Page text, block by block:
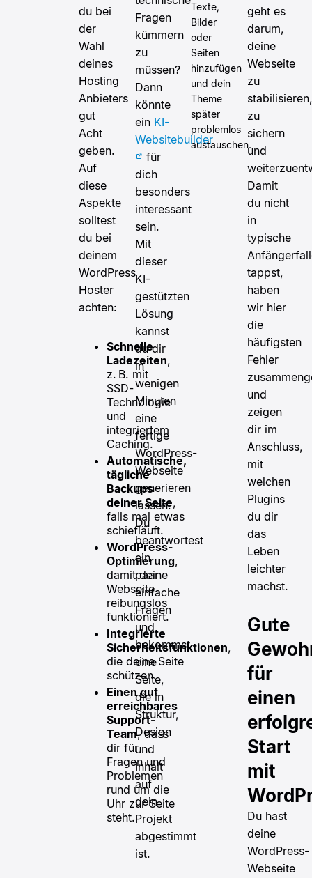
du bei
der
Wahl
deines
Hosting
Anbieters
gut
Acht
geben.
Auf
diese
Aspekte
solltest
du bei
deinem
WordPress
Hoster
achten:
Schnelle
Ladezeiten,
z. B. mit
SSD-
Technologie
und
integriertem
Caching.
Automatische,
tägliche
Backups
deiner Seite,
falls mal etwas
schiefläuft.
WordPress-
Optimierung,
damit deine
Webseite
reibungslos
funktioniert.
Integrierte
Sicherheitsfunktionen,
die deine Seite
schützen.
Einen gut
erreichbares
Support-
Team, dass
dir für
Fragen und
Problemen
rund um die
Uhr zur Seite
steht.
Fragen
kümmern
zu
müssen?
Dann
könnte
ein KI-
Websitebuilder
für
dich
besonders
interessant
sein.
Mit
dieser
KI-
gestützten
Lösung
kannst
du dir
in
wenigen
Minuten
eine
fertige
WordPress-
Webseite
generieren
lassen.
Du
beantwortest
ein
paar
einfache
Fragen
und
bekommst
eine
Seite,
die in
Struktur,
Design
und
Inhalt
auf
dein
Projekt
abgestimmt
ist.
Texte,
Bilder
oder
Seiten
hinzufügen
und dein
Theme
später
problemlos
austauschen.
geht es
darum,
deine
Webseite
zu
stabilisieren,
zu
sichern
und
Damit
du nicht
in
typische
tappst,
haben
wir hier
die
häufigsten
Fehler
und
zeigen
dir im
Anschluss,
mit
welchen
Plugins
du dir
das
Leben
leichter
machst.
Gute
für
einen
Start
mit
Du hast
deine
WordPress-
Webseite